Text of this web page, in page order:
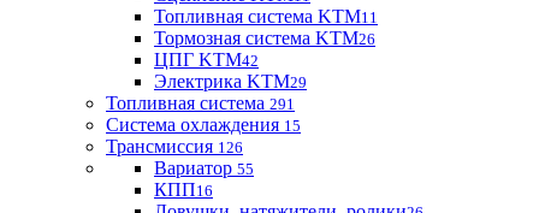
Топливная система KTM11
Тормозная система KTM26
ЦПГ KTM42
Электрика KTM29
Топливная система 291
Система охлаждения 15
Трансмиссия 126
Вариатор 55
КПП16